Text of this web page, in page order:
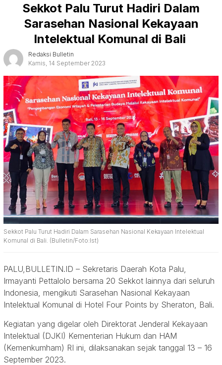
Sekkot Palu Turut Hadiri Dalam
Sarasehan Nasional Kekayaan
Intelektual Komunal di Bali
Redaksi Bulletin
Kamis, 14 September 2023
Sekkot Palu Turut Hadiri Dalam Sarasehan Nasional Kekayaan Intelektual
Komunal di Bali. (Bulletin/Foto:Ist)
PALU,BULLETIN.ID – Sekretaris Daerah Kota Palu,
Irmayanti Pettalolo bersama 20 Sekkot lainnya dari seluruh
Indonesia, mengikuti Sarasehan Nasional Kekayaan
Intelektual Komunal di Hotel Four Points by Sheraton, Bali.
Kegiatan yang digelar oleh Direktorat Jenderal Kekayaan
Intelektual (DJKI) Kementerian Hukum dan HAM
(Kemenkumham) RI ini, dilaksanakan sejak tanggal 13 – 16
September 2023.